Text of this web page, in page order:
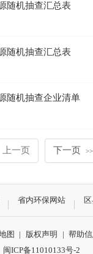
随机抽查汇总表
随机抽查汇总表
随机抽查企业清单
上一页 下一页 >>
省内环保网站
图 | 版权声明 | 帮助信
闽ICP备11010133号-2